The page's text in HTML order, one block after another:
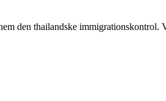
den thailandske